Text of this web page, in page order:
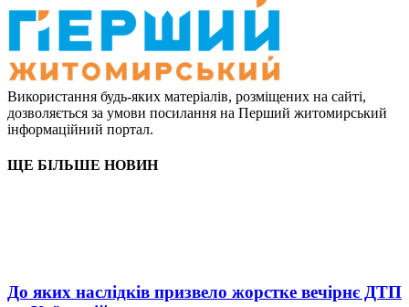
Використання будь-яких матеріалів, розміщених на сайті,
дозволяється за умови посилання на Перший житомирський
інформаційний портал.
ЩЕ БІЛЬШЕ НОВИН
До яких наслідків призвело жорстке вечірнє ДТП